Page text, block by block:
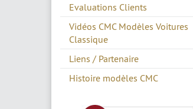
Evaluations Clients
Vidéos CMC Modèles Voitures
Classique
Liens / Partenaire
Histoire modèles CMC